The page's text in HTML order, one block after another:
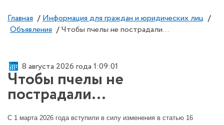
Главная / Информация для граждан и юридических лиц /
Объявления / Чтобы пчелы не пострадали…
8 августа 2026 года 1:09:01
Чтобы пчелы не
пострадали…
С 1 марта 2026 года вступили в силу изменения в статью 16